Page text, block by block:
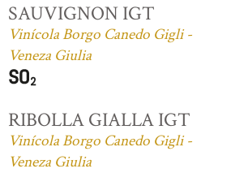
SAUVIGNON IGT
Vinícola Borgo Canedo Gigli -
Veneza Giulia
RIBOLLA GIALLA IGT
Vinícola Borgo Canedo Gigli -
Veneza Giulia